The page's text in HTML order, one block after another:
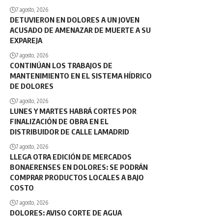
7 agosto, 2026
DETUVIERON EN DOLORES A UN JOVEN
ACUSADO DE AMENAZAR DE MUERTE A SU
EXPAREJA
7 agosto, 2026
CONTINÚAN LOS TRABAJOS DE
MANTENIMIENTO EN EL SISTEMA HÍDRICO
DE DOLORES
7 agosto, 2026
LUNES Y MARTES HABRÁ CORTES POR
FINALIZACIÓN DE OBRA EN EL
DISTRIBUIDOR DE CALLE LAMADRID
7 agosto, 2026
LLEGA OTRA EDICIÓN DE MERCADOS
BONAERENSES EN DOLORES: SE PODRÁN
COMPRAR PRODUCTOS LOCALES A BAJO
COSTO
7 agosto, 2026
DOLORES: AVISO CORTE DE AGUA